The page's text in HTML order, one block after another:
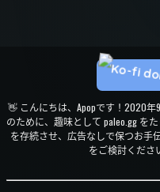
👋 こんにちは、Apopです！2020
のために、趣味として paleo.gg を
を存続させ、広告なしで保つお手
をご検討くださ